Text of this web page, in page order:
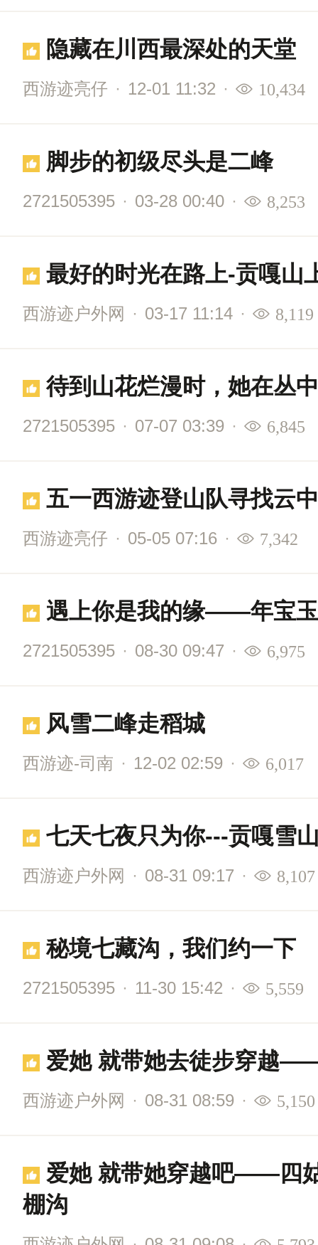
隐藏在川西最深处的天堂
西游迹亮仔 · 12-01 11:32 · 10,434
脚步的初级尽头是二峰
2721505395 · 03-28 00:40 · 8,253
最好的时光在路上-贡嘎山
西游迹户外网 · 03-17 11:14 · 8,119
待到山花烂漫时，她在丛
2721505395 · 07-07 03:39 · 6,845
五一西游迹登山队寻找云
西游迹亮仔 · 05-05 07:16 · 7,342
遇上你是我的缘——年宝
2721505395 · 08-30 09:47 · 6,975
风雪二峰走稻城
西游迹-司南 · 12-02 02:59 · 6,017
七天七夜只为你---贡嘎雪
西游迹户外网 · 08-31 09:17 · 8,107
秘境七藏沟，我们约一下
2721505395 · 11-30 15:42 · 5,559
爱她 就带她去徒步穿越
西游迹户外网 · 08-31 08:59 · 5,150
爱她 就带她穿越吧——四
棚沟